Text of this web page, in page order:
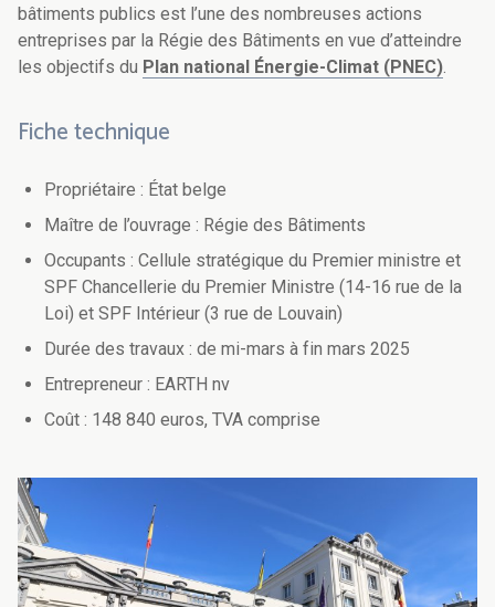
bâtiments publics est l’une des nombreuses actions
entreprises par la Régie des Bâtiments en vue d’atteindre
les objectifs du Plan national Énergie-Climat (PNEC).
Fiche technique
Propriétaire : État belge
Maître de l’ouvrage : Régie des Bâtiments
Occupants : Cellule stratégique du Premier ministre et
SPF Chancellerie du Premier Ministre (14-16 rue de la
Loi) et SPF Intérieur (3 rue de Louvain)
Durée des travaux : de mi-mars à fin mars 2025
Entrepreneur : EARTH nv
Coût : 148 840 euros, TVA comprise